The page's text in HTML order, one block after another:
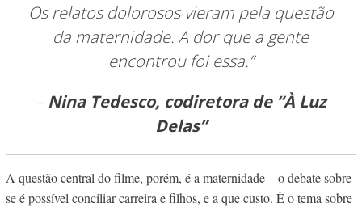
Os relatos dolorosos vieram pela questão
da maternidade. A dor que a gente
encontrou foi essa.”
– Nina Tedesco, codiretora de “À Luz
Delas”
A questão central do filme, porém, é a maternidade – o debate sobre
se é possível conciliar carreira e filhos, e a que custo. É o tema sobre